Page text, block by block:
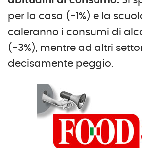
per la casa (-1%) e la
caleranno i consumi di
(-3%), mentre ad altri
decisamente peggio.